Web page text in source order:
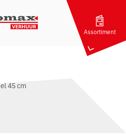
Assortiment
45 cm